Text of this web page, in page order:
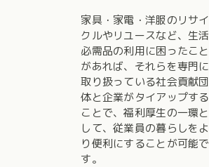
家具・家電・洋服のリサイ
クルやリユースなど、生活
必需品の利用に困ったこと
があれば、それらを専門に
取り扱っている社会貢献団
体と企業がタイアップする
ことで、福利厚生の一環と
して、従業員の暮らしをよ
り便利にすることが可能で
す。